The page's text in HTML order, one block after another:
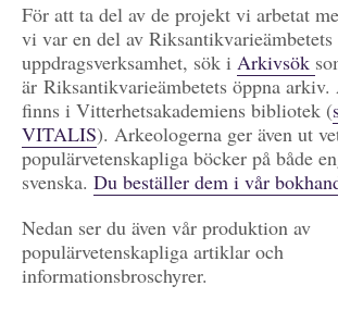
För att ta del av de projekt vi arbetat
vi var en del av Riksantikvarieämbetets
uppdragsverksamhet, sök i Arkivsök
är Riksantikvarieämbetets öppna
finns i Vitterhetsakademiens bibliotek (
VITALIS). Arkeologerna ger även ut
populärvetenskapliga böcker på både
svenska. Du beställer dem i vår
Nedan ser du även vår produktion av
populärvetenskapliga artiklar och
informationsbroschyrer.